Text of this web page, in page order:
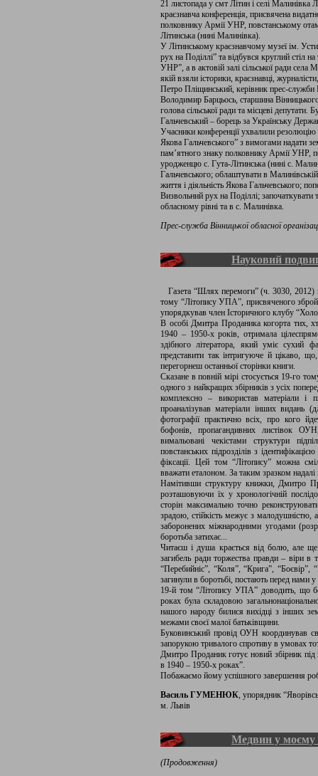
21 листопада у cмт Літин і селі Малинівка
краєзнавча конференція, присвячена
полковнику Армії УНР, повстанському
Літинська (нині Малинівка).
У Літинському краєзнавчому музеї ім.
рух на Поділлі” та відбувся круглий стіл
УНР”, а в актовій залі сільської ради села
якій взяли історики, краєзнавці,
Петро Пліщинський, керівник прес-служби
Володимир Барцьось, старшина
голова сільської ради та місцеві
Гальчевський – борець за Українську
Учасники конференції ухвалили
Якова Гальчевського” з вимогами надати
пам’ятного знаку полковнику Армії УНР,
уродженцю с. Гута-Літинська (нині с.
Гальчевського; облаштувати в
життя і діяльність Якова Гальчевського;
Визвольний рух на Поділлі;
обласному рівні та в с. Малинівка.
Прес-служба Вінницької обласної
Науковий
Газета “Шлях перемоги” (ч. 3030, 2012)
тому “Літопису УПА”, присвяченого
упорядкував член Історичного клубу
В особі Дмитра Проданика когорта тих,
1940 – 1950-х років, отримала
здібного літератора, який уміє сухий
представити так інтригуюче й цікаво,
перегорнеш останньої сторінки книги.
Сказане в повній мірі стосується 19-го
одного з найкращих збірників з усіх
комплексно – використав матеріали
проаналізував матеріали інших видань
фотографії практично всіх, про кого
бофонів, пропагандивних листівок ОУН,
вимальовані чекістами структури
повстанських підрозділів з
фіксації. Цей том “Літопису” можна
вважати еталоном. За таким зразком
Намітивши структуру книжки, Дмитро
розташовуючи їх у хронологічній
сторін максимально точно
зрадою, стійкість межує з малодушністю,
заборонених міжнародними угодами
боротьба затихає...
Читаєш і душа крається від болю, але
загибель ради торжества правди – віри в
“Перебийніс”, “Коля”, “Крига”,
загинули в боротьбі, постають перед нами у
19-й том “Літопису УПА” доводить, що
роках була складовою
нашого народу билися вихідці з інших
межами своєї малої батьківщини.
Буковинський провід ОУН координував
запорукою тривалого спротиву в умовах
Дмитро Проданик готує новий збірник
в 1940 – 1950-х роках”.
Побажаємо йому успішного завершення
Василь ГУМЕНЮК, упорядник
м. Львів
Медвин у моєму
(Продовження)